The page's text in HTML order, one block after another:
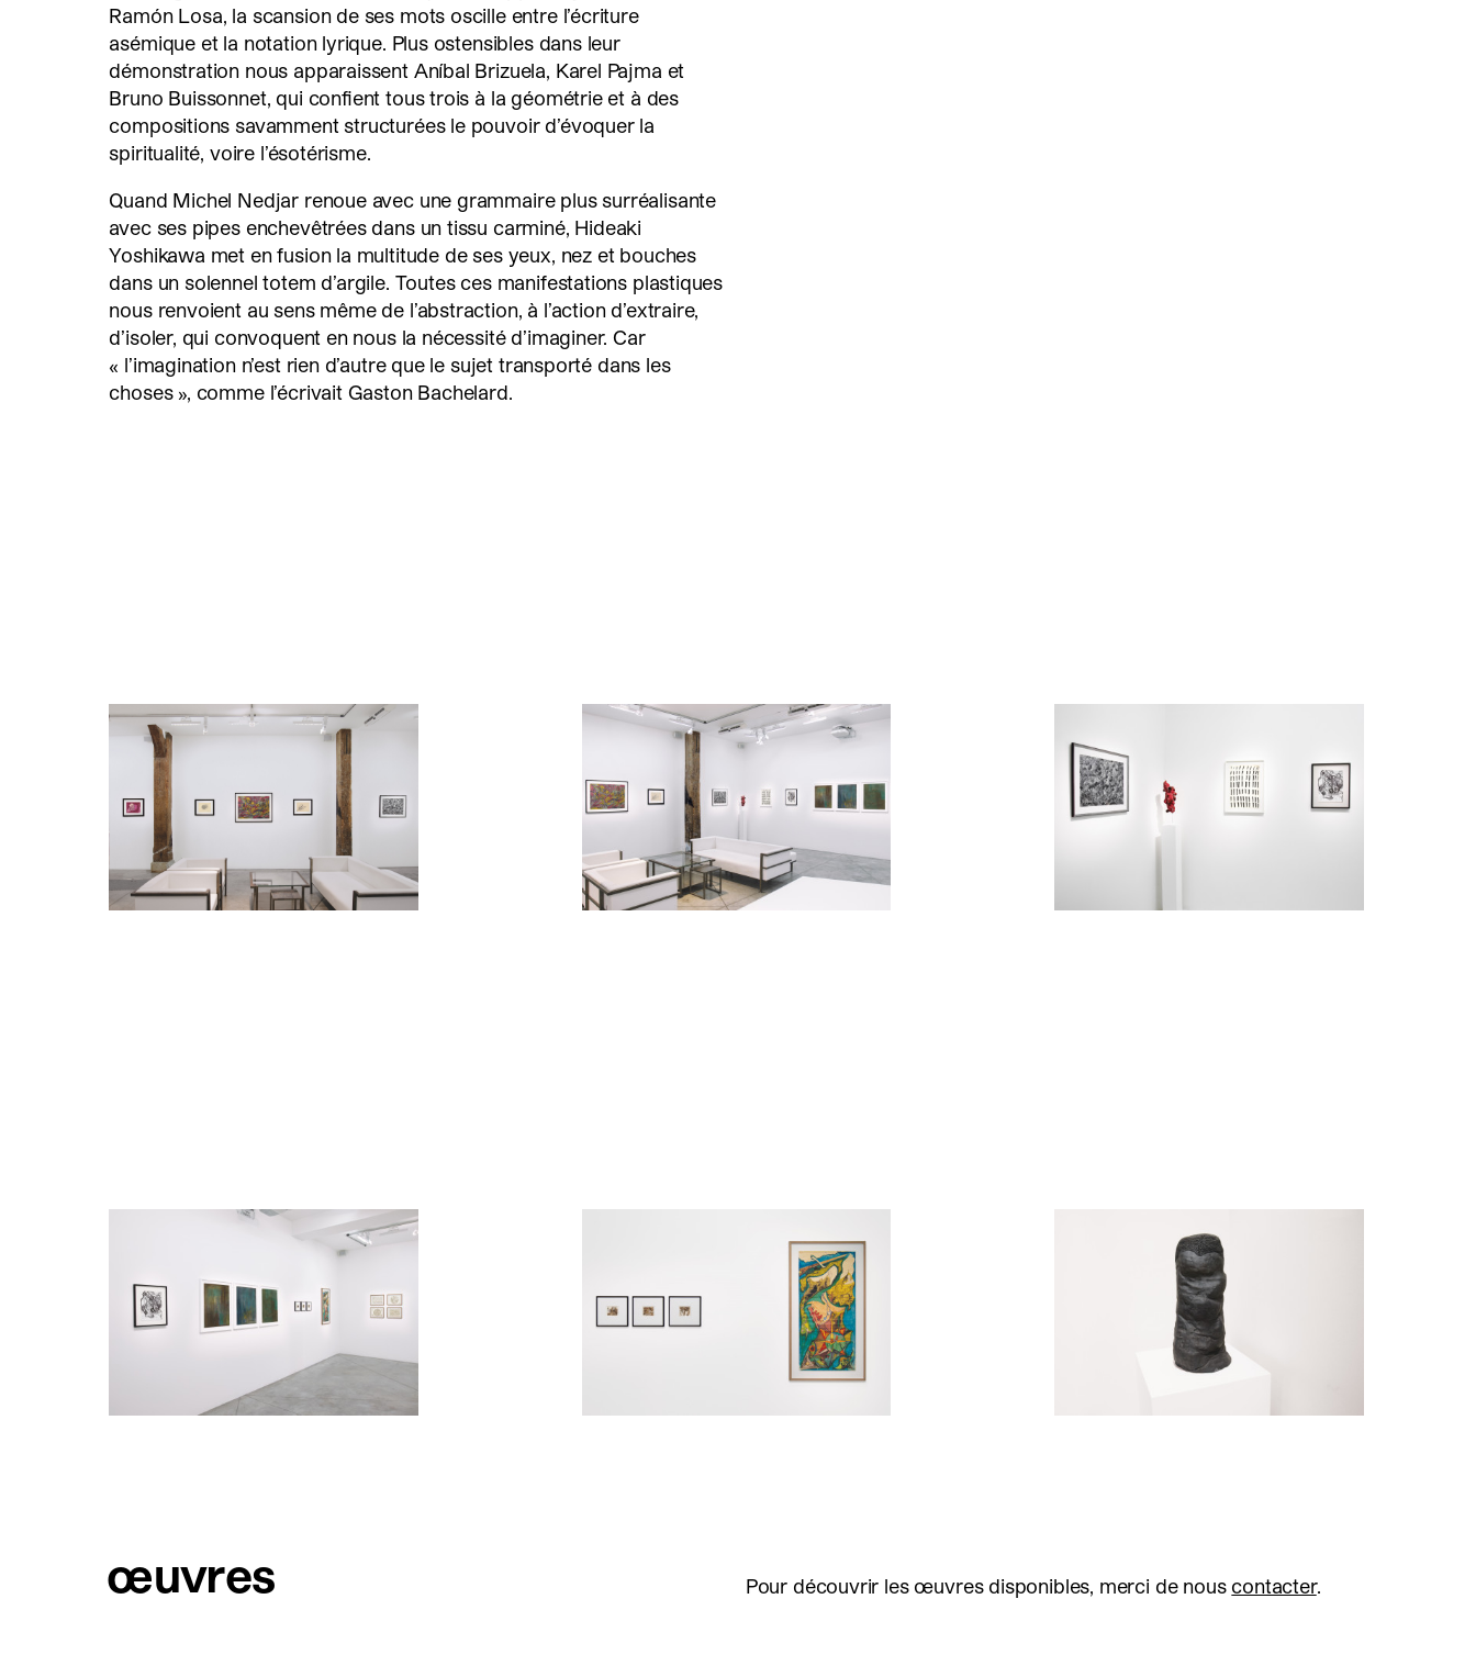
Ramón Losa, la scansion de ses mots oscille entre l’écriture
asémique et la notation lyrique. Plus ostensibles dans leur
démonstration nous apparaissent Aníbal Brizuela, Karel Pajma et
Bruno Buissonnet, qui confient tous trois à la géométrie et à des
compositions savamment structurées le pouvoir d’évoquer la
spiritualité, voire l’ésotérisme.
Quand Michel Nedjar renoue avec une grammaire plus surréalisante
avec ses pipes enchevêtrées dans un tissu carminé, Hideaki
Yoshikawa met en fusion la multitude de ses yeux, nez et bouches
dans un solennel totem d’argile. Toutes ces manifestations plastiques
nous renvoient au sens même de l’abstraction, à l’action d’extraire,
d’isoler, qui convoquent en nous la nécessité d’imaginer. Car
« l’imagination n’est rien d’autre que le sujet transporté dans les
choses », comme l’écrivait Gaston Bachelard.
œuvres Pour découvrir les œuvres disponibles, merci de nous contacter.